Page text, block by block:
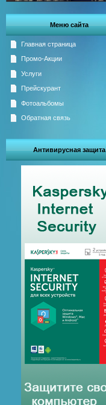
Меню сайта
Главная страница
Промо-Акции
Услуги
Прейскурант
Фотоальбомы
Обратная связь
Антивирусная защита